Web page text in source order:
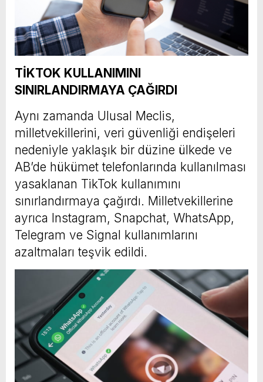
TİKTOK KULLANIMINI
SINIRLANDIRMAYA ÇAĞIRDI
Aynı zamanda Ulusal Meclis,
milletvekillerini, veri güvenliği endişeleri
nedeniyle yaklaşık bir düzine ülkede ve
AB’de hükümet telefonlarında kullanılması
yasaklanan TikTok kullanımını
sınırlandırmaya çağırdı. Milletvekillerine
ayrıca Instagram, Snapchat, WhatsApp,
Telegram ve Signal kullanımlarını
azaltmaları teşvik edildi.